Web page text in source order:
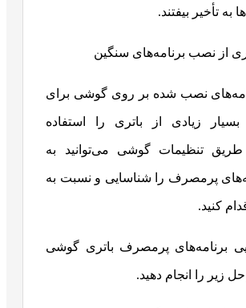
به تأخیر بیفتند.
از نصب برنامه‌های سنگین
نصب شده بر روی گوشی برای
بسیار زیادی از باتری را استفاده
طریق تنظیمات گوشی می‌توانید به
پرمصرف را شناسایی و نسبت به
کنید.
برنامه‌های پرمصرف باتری گوشی
زیر را انجام دهید.